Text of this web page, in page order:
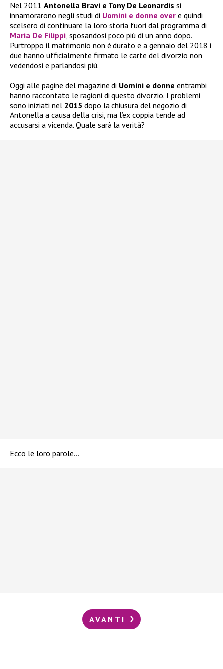
Nel 2011 Antonella Bravi e Tony De Leonardis si
innamorarono negli studi di Uomini e donne over e quindi
scelsero di continuare la loro storia fuori dal programma di
Maria De Filippi, sposandosi poco più di un anno dopo.
Purtroppo il matrimonio non è durato e a gennaio del 2018 i
due hanno ufficialmente firmato le carte del divorzio non
vedendosi e parlandosi più.
Oggi alle pagine del magazine di Uomini e donne entrambi
hanno raccontato le ragioni di questo divorzio. I problemi
sono iniziati nel 2015 dopo la chiusura del negozio di
Antonella a causa della crisi, ma l’ex coppia tende ad
accusarsi a vicenda. Quale sarà la verità?
Ecco le loro parole…
AVANTI